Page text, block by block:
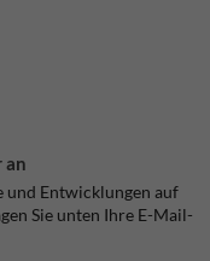
an
und Entwicklungen auf
Sie unten Ihre E-Mail-